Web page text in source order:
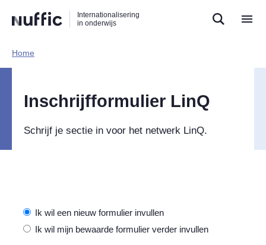
naar
zoekfunctie
naar
hoofdnavigatie
naar
inhoud
Internationalisering
in onderwijs
Hoofdnavigatie
Home​
Inschrijfformulier LinQ
Schrijf je sectie in voor het netwerk LinQ.